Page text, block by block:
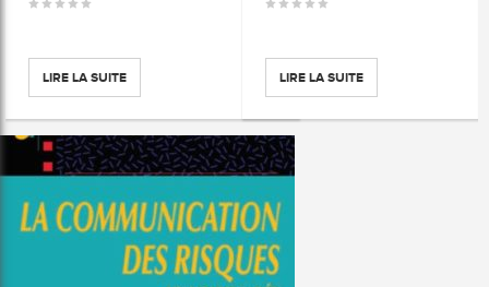
LIRE LA SUITE LIRE LA SUITE